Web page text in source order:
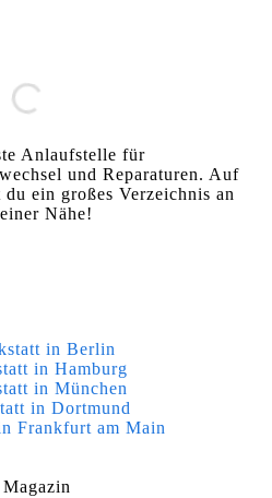
Anlaufstelle für
und Reparaturen. Auf
ein großes Verzeichnis an
Nähe!
in Berlin
in Hamburg
in München
in Dortmund
Frankfurt am Main